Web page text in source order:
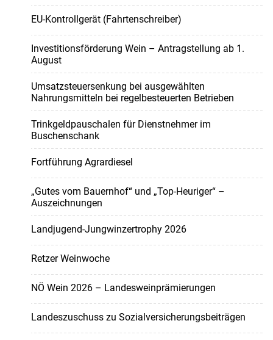
EU-Kontrollgerät (Fahrtenschreiber)
Investitionsförderung Wein – Antragstellung ab 1.
August
Umsatzsteuersenkung bei ausgewählten
Nahrungsmitteln bei regelbesteuerten Betrieben
Trinkgeldpauschalen für Dienstnehmer im
Buschenschank
Fortführung Agrardiesel
„Gutes vom Bauernhof“ und „Top-Heuriger“ –
Auszeichnungen
Landjugend-Jungwinzertrophy 2026
Retzer Weinwoche
NÖ Wein 2026 – Landesweinprämierungen
Landeszuschuss zu Sozialversicherungsbeiträgen